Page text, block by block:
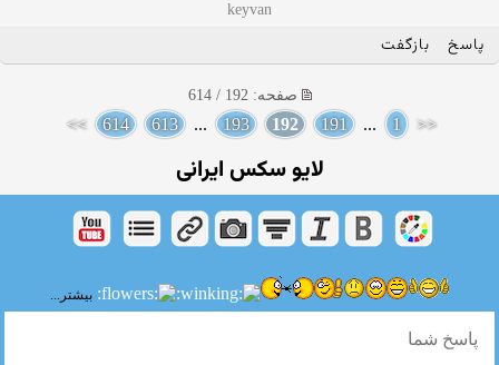
keyvan
پاسخ بازگفت
صفحه: 192 / 614
<<
1
...
191
192
193
...
613
614
>>
لایو سکس ایرانی
بیشتر...